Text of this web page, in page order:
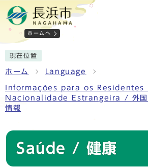
ホームへ
現在位置
ホーム Language
Informações para os Residentes
Nacionalidade Estrangeira / 外国
情報
Saúde / 健康